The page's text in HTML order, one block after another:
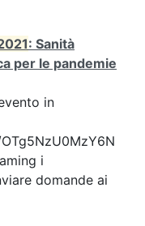
: Sanità
per le pandemie
in
i
domande ai